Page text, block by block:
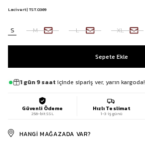
Lacivert | TST.0369
S M L XL
1 gün 9 saat içinde sipariş ver, yarın kargoda!
Güvenli Ödeme
256-bit SSL
Hızlı Teslimat
1-3 iş günü
HANGI MAĞAZADA VAR?